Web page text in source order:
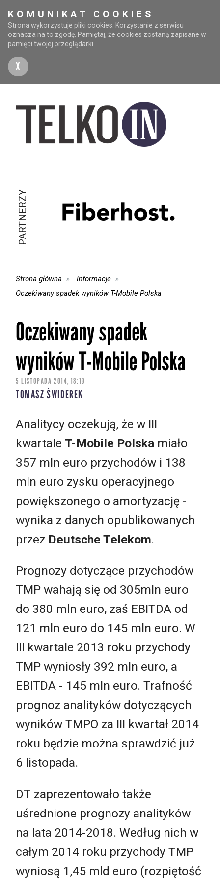
KOMUNIKAT COOKIES
Strona wykorzystuje pliki cookies. Korzystanie z serwisu
oznacza na to zgodę. Pamiętaj, że cookies zostaną zapisane w
pamięci twojej przeglądarki.
X
PARTNERZY
Strona główna
Informacje
Oczekiwany spadek wyników T-Mobile Polska
Oczekiwany spadek
wyników T-Mobile Polska
5 LISTOPADA 2014, 18:19
TOMASZ ŚWIDEREK
Analitycy oczekują, że w III
kwartale T-Mobile Polska miało
357 mln euro przychodów i 138
mln euro zysku operacyjnego
powiększonego o amortyzację -
wynika z danych opublikowanych
przez Deutsche Telekom.
Prognozy dotyczące przychodów
TMP wahają się od 305mln euro
do 380 mln euro, zaś EBITDA od
121 mln euro do 145 mln euro. W
III kwartale 2013 roku przychody
TMP wyniosły 392 mln euro, a
EBITDA - 145 mln euro. Trafność
prognoz analityków dotyczących
wyników TMPO za III kwartał 2014
roku będzie można sprawdzić już
6 listopada.
DT zaprezentowało także
uśrednione prognozy analityków
na lata 2014-2018. Według nich w
całym 2014 roku przychody TMP
wyniosą 1,45 mld euro (rozpiętość